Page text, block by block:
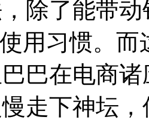
除了能带
用习惯。
巴在电商
走下神坛